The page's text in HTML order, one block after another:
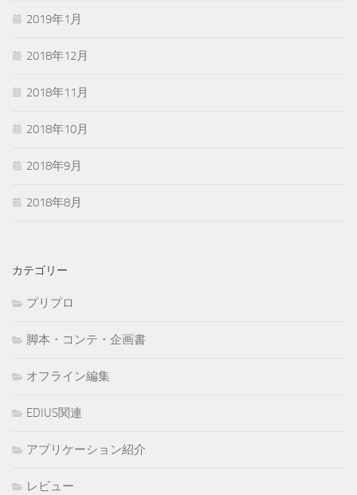
2019年1月
2018年12月
2018年11月
2018年10月
2018年9月
2018年8月
カテゴリー
プリプロ
脚本・コンテ・企画書
オフライン編集
EDIUS関連
アプリケーション紹介
レビュー